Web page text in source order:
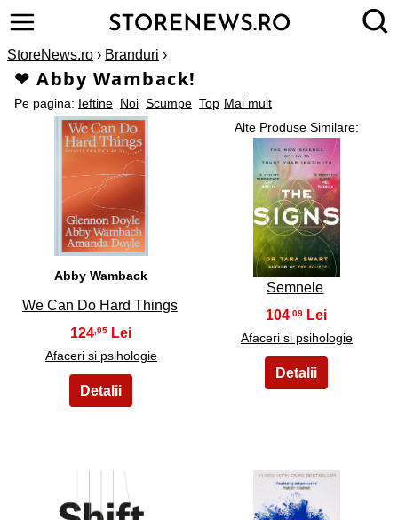
StoreNews.ro › Branduri ›
❤ Abby Wamback!
Mai mult
Pe pagina: Ieftine Noi Scumpe Top
1
Abby Wamback
We Can Do Hard Things
124,05
Afaceri si psihologie
Alte Produse Similare:
2
Semnele
104 ,09
Afaceri si psihologie